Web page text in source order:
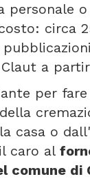
personale
circa
a
per
casa o
caro al
comune di